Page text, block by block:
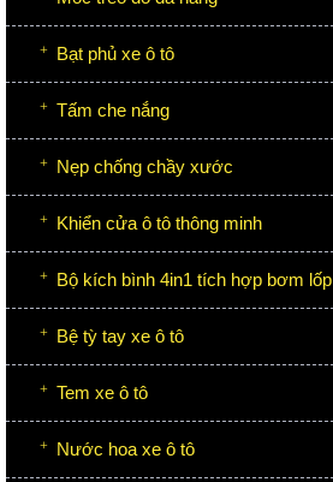
Bạt phủ xe ô tô
Tấm che nắng
Nẹp chống chầy xước
Khiển cửa ô tô thông minh
Bộ kích bình 4in1 tích hợp bơm lốp
Bệ tỳ tay xe ô tô
Tem xe ô tô
Nước hoa xe ô tô